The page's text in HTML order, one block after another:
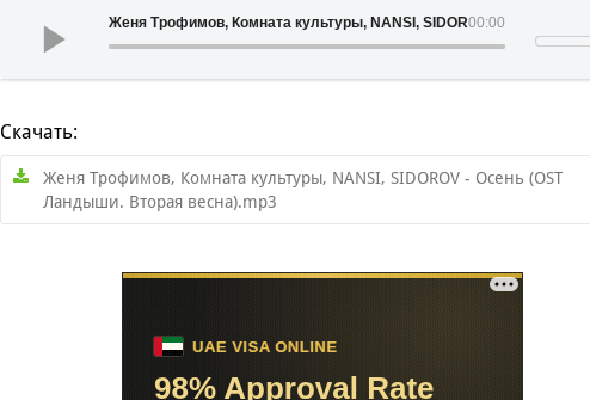
00:00
Женя Трофимов, Комната культуры, NANSI, SIDOROV - Осень
Скачать:
Женя Трофимов, Комната культуры, NANSI, SIDOROV - Осень (OST
Ландыши. Вторая весна).mp3